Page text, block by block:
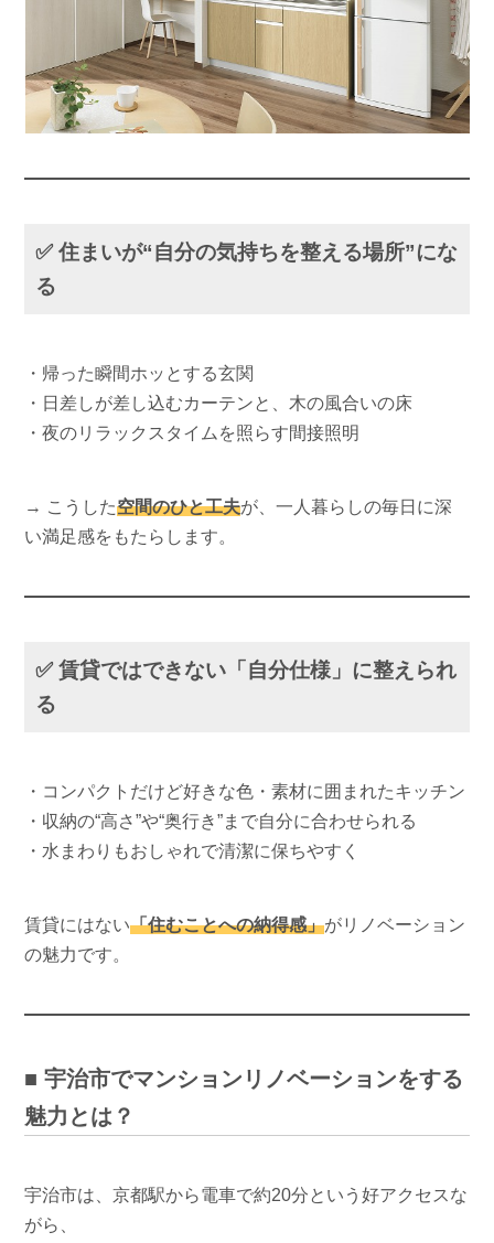
✅ 住まいが“自分の気持ちを整える場所”にな
る
・帰った瞬間ホッとする玄関
・日差しが差し込むカーテンと、木の風合いの床
・夜のリラックスタイムを照らす間接照明
→ こうした空間のひと工夫が、一人暮らしの毎日に深
い満足感をもたらします。
✅ 賃貸ではできない「自分仕様」に整えられ
る
・コンパクトだけど好きな色・素材に囲まれたキッチン
・収納の“高さ”や“奥行き”まで自分に合わせられる
・水まわりもおしゃれで清潔に保ちやすく
賃貸にはない「住むことへの納得感」がリノベーション
の魅力です。
■ 宇治市でマンションリノベーションをする
魅力とは？
宇治市は、京都駅から電車で約20分という好アクセスな
がら、